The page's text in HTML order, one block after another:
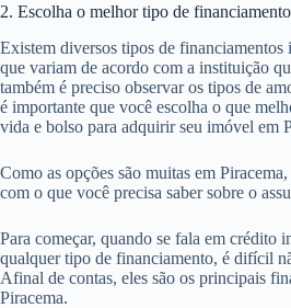
2. Escolha o melhor tipo de
Existem diversos tipos de financiamentos
que variam de acordo com a instituição
também é preciso observar os tipos de
é importante que você escolha o que
vida e bolso para adquirir seu imóvel em
Como as opções são muitas em
com o que você precisa saber sobre o
Para começar, quando se fala em crédito
qualquer tipo de financiamento, é difícil
Afinal de contas, eles são os principais
Piracema.